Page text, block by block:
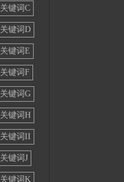
关键词C
关键词D
关键词E
关键词F
关键词G
关键词H
关键词II
关键词J
关键词K